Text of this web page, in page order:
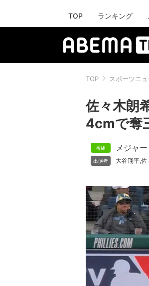
TOP ランキング
TOP スポーツニュ
佐々木朗
4cmで奪
メジャ
大谷翔平,佐